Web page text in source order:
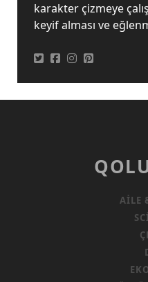
karakter çizmeye
keyif alması ve
AILE